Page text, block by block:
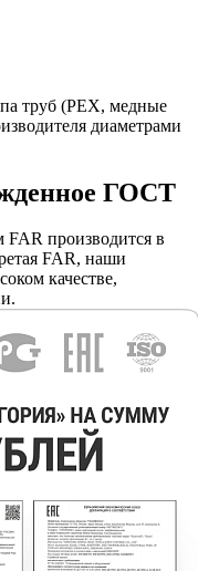
труб (РЕХ, медные
диаметрами
ГОСТ
производится в
FAR, наши
качестве,